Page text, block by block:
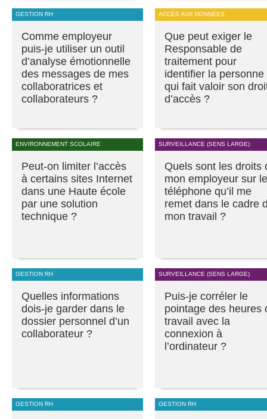
GESTION RH
Comme employeur
puis-je utiliser un outil
d’analyse émotionnelle
des messages de mes
collaboratrices et
collaborateurs ?
ACCÈS AUX DONNÉES
Que peut exiger le
Responsable de
traitement pour
identifier la personne
qui fait valoir son
d’accès ?
ENVIRONNEMENT SCOLAIRE
Peut-on limiter l’accès
à certains sites Internet
dans une Haute école
par une solution
technique ?
SURVEILLANCE (SENS LARGE)
Quels sont les droits
mon employeur sur le
téléphone qu’il me
remet dans le cadre
mon travail ?
GESTION RH
Quelles informations
dois-je garder dans le
dossier personnel d’un
collaborateur ?
SURVEILLANCE (SENS LARGE)
Puis-je corréler le
pointage des heures
travail avec la
connexion à
l’ordinateur ?
GESTION RH GESTION RH